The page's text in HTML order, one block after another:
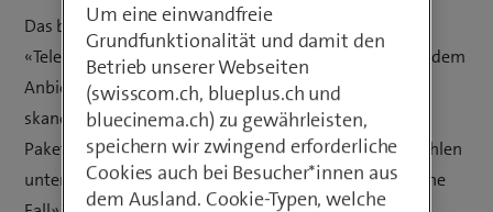
Das bisherige Paket «Teleclub Entertain» heisst neu
«Teleclub Serie». Und dank einer Zusammenarbeit mit dem
Anbieter «Cirkus» macht Teleclub englische und
skandinavische Serienhits für Abonnenten des neuen
Pakets Serie auf Abruf verfügbar. Zu den Highlights zählen
unter anderem britische Krimi-Reihen wie «Lewis», «The
Um eine einwandfreie
Grundfunktionalität und damit den
Betrieb unserer Webseiten
(swisscom.ch, blueplus.ch und
bluecinema.ch) zu gewährleisten,
speichern wir zwingend erforderliche
Cookies auch bei Besucher*innen aus
dem Ausland. Cookie-Typen, welche